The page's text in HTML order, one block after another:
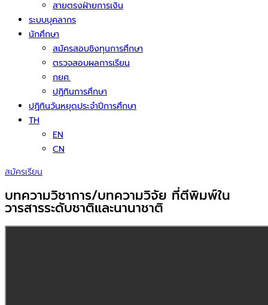
สายตรงฝ่ายการเงิน
ระบบบุคลากร
นักศึกษา
สมัครสอบชิงทุนการศึกษา
ตรวจสอบผลการเรียน
กยศ.
ปฏิทินการศึกษา
ปฏิทินวันหยุดประจำปีการศึกษา
TH
EN
CN
สมัครเรียน
บทความวิชาการ/บทความวิจัย ที่ตีพิมพ์ใน
วารสารระดับชาติและนานาชาติ